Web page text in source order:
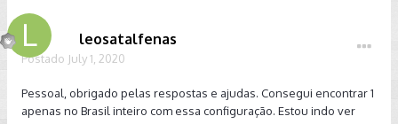
leosatalfenas
Postado July 1, 2020
Pessoal, obrigado pelas respostas e ajudas. Consegui encontrar 1
apenas no Brasil inteiro com essa configuração. Estou indo ver